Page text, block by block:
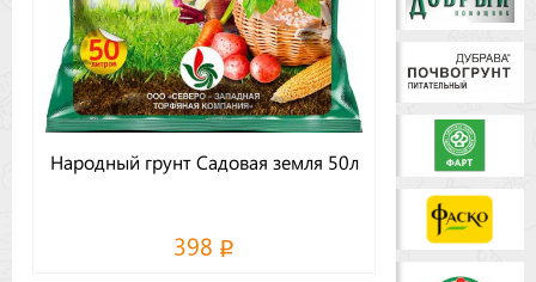
Народный грунт Садовая земля 50л
398